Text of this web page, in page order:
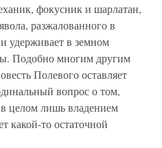
фокусник и шарлатан,
разжалованного в
удерживает в земном
Подобно многим другим
Полевого оставляет
вопрос о том,
целом лишь владением
какой-то остаточной